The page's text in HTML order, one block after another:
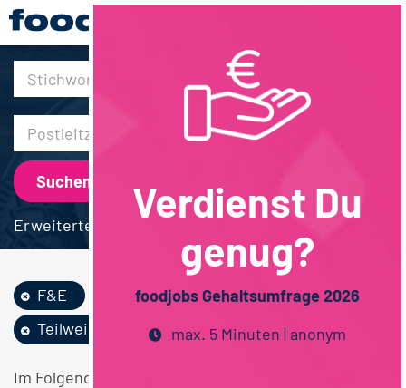
30km
Erweiterte Suche
F&E
Lebensmitteltechn...
Teilweise Homeoffice
Im Folgenden finden Sie einen Überblick über alle
Verdienst Du
genug?
foodjobs Gehaltsumfrage 2026
max. 5 Minuten | anonym